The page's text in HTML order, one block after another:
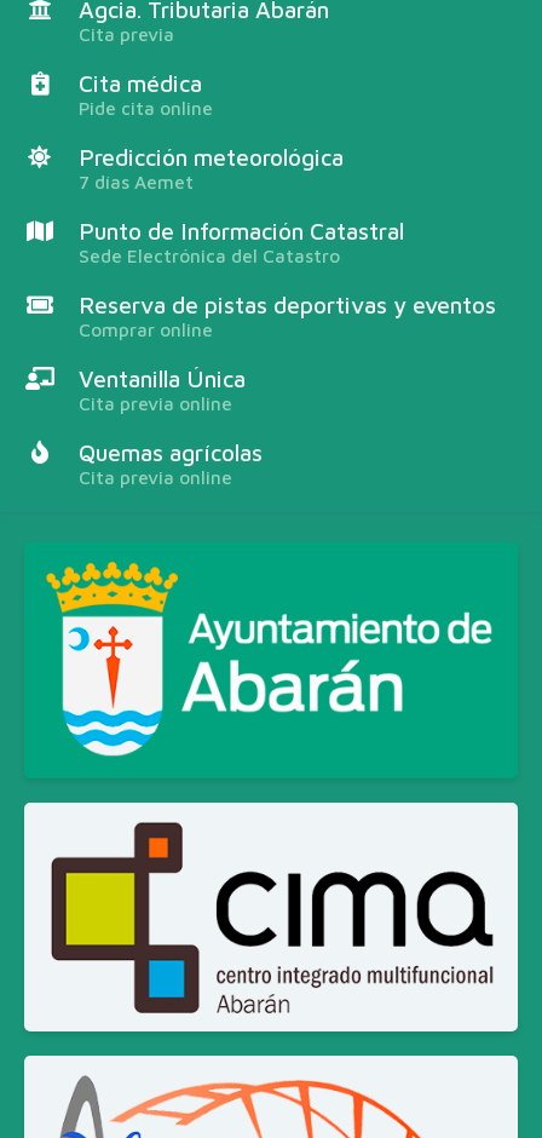
Agcia. Tributaria Abarán
Cita previa
Cita médica
Pide cita online
Predicción meteorológica
7 días Aemet
Punto de Información Catastral
Sede Electrónica del Catastro
Reserva de pistas deportivas y eventos
Comprar online
Ventanilla Única
Cita previa online
Quemas agrícolas
Cita previa online